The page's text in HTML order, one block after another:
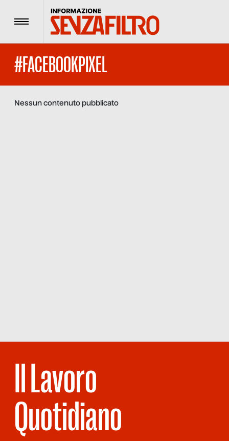
Menu
#FACEBOOKPIXEL
Nessun contenuto pubblicato
Il Lavoro
Quotidiano